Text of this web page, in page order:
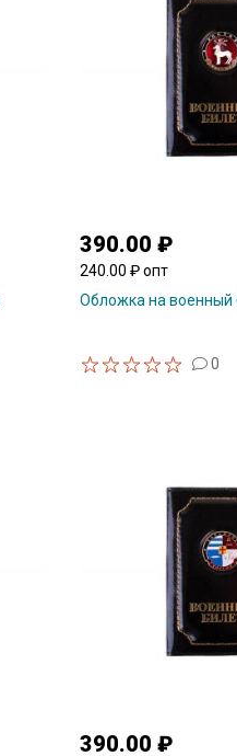
390.00 ₽
240.00 ₽ опт
Обложка на военный
0
390.00 ₽